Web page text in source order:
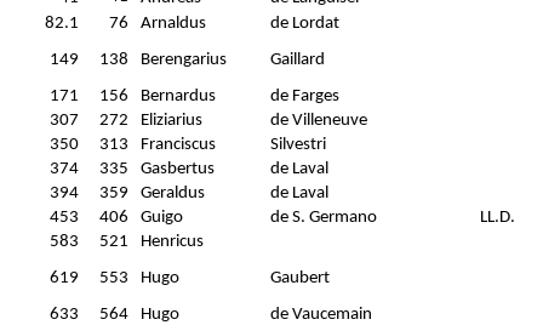
82.1
76 Arnaldus
de Lordat
149
138 Berengarius
Gaillard
171
156 Bernardus
de Farges
307
272 Eliziarius
de Villeneuve
350
313 Franciscus
Silvestri
374
335 Gasbertus
de Laval
394
359 Geraldus
de Laval
453
406 Guigo de S. Germano
LL.D.
583
521
Henricus
619
553 Hugo
Gaubert
633
564 Hugo
de Vaucemain